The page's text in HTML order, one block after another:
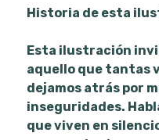
Historia de esta
Esta ilustración
aquello que tantas
dejamos atrás por
inseguridades.
que viven en